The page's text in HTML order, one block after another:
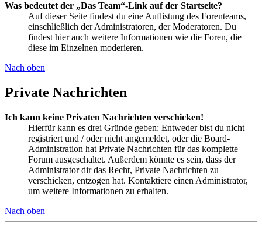
Was bedeutet der „Das Team“-Link auf der Startseite?
Auf dieser Seite findest du eine Auflistung des Forenteams,
einschließlich der Administratoren, der Moderatoren. Du
findest hier auch weitere Informationen wie die Foren, die
diese im Einzelnen moderieren.
Nach oben
Private Nachrichten
Ich kann keine Privaten Nachrichten verschicken!
Hierfür kann es drei Gründe geben: Entweder bist du nicht
registriert und / oder nicht angemeldet, oder die Board-
Administration hat Private Nachrichten für das komplette
Forum ausgeschaltet. Außerdem könnte es sein, dass der
Administrator dir das Recht, Private Nachrichten zu
verschicken, entzogen hat. Kontaktiere einen Administrator,
um weitere Informationen zu erhalten.
Nach oben